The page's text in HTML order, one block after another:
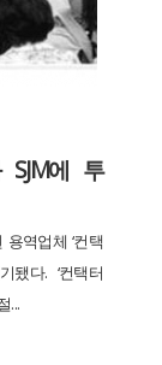
SJM에 투
역업체 ‘컨택
됐다. ‘컨택터
...